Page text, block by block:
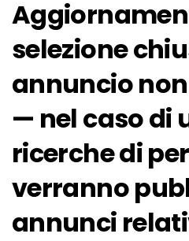
selezione
annuncio
— nel caso di
ricerche di
verranno
annunci